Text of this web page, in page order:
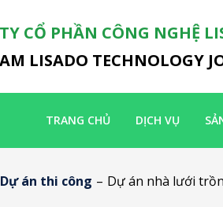
CỔ PHẦN CÔNG NGHỆ
LISADO TECHNOLOGY
TRANG CHỦ DỊCH VỤ
Dự án thi công – Dự án nhà lưới